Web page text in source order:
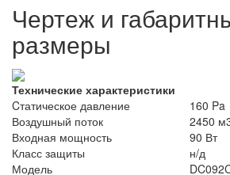
Чертеж и
размеры
Технические характеристики
Cтатическое давление
160 Pa
Воздушный поток
2450
Входная мощность
90 Вт
Класс защиты
н/д
Модель